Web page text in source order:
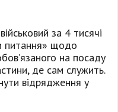
за 4 тисячі
питання» щодо
на посаду
де сам служить.
відрядження у